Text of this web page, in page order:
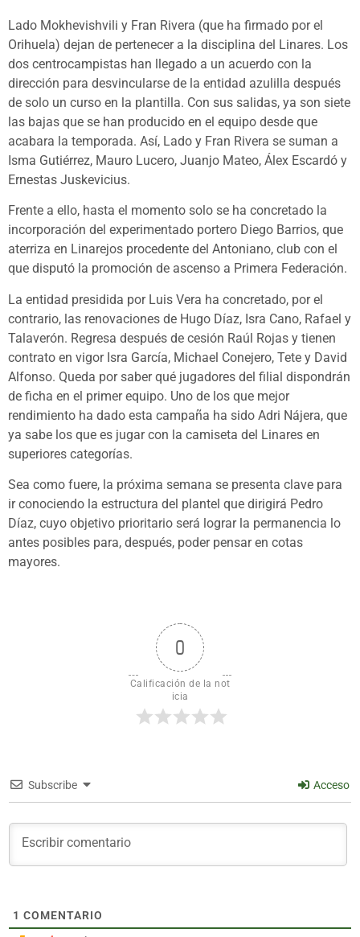
Lado Mokhevishvili y Fran Rivera (que ha firmado por el
Orihuela) dejan de pertenecer a la disciplina del Linares. Los
dos centrocampistas han llegado a un acuerdo con la
dirección para desvincularse de la entidad azulilla después
de solo un curso en la plantilla. Con sus salidas, ya son siete
las bajas que se han producido en el equipo desde que
acabara la temporada. Así, Lado y Fran Rivera se suman a
Isma Gutiérrez, Mauro Lucero, Juanjo Mateo, Álex Escardó y
Ernestas Juskevicius.
Frente a ello, hasta el momento solo se ha concretado la
incorporación del experimentado portero Diego Barrios, que
aterriza en Linarejos procedente del Antoniano, club con el
que disputó la promoción de ascenso a Primera Federación.
La entidad presidida por Luis Vera ha concretado, por el
contrario, las renovaciones de Hugo Díaz, Isra Cano, Rafael y
Talaverón. Regresa después de cesión Raúl Rojas y tienen
contrato en vigor Isra García, Michael Conejero, Tete y David
Alfonso. Queda por saber qué jugadores del filial dispondrán
de ficha en el primer equipo. Uno de los que mejor
rendimiento ha dado esta campaña ha sido Adri Nájera, que
ya sabe los que es jugar con la camiseta del Linares en
superiores categorías.
Sea como fuere, la próxima semana se presenta clave para
ir conociendo la estructura del plantel que dirigirá Pedro
Díaz, cuyo objetivo prioritario será lograr la permanencia lo
antes posibles para, después, poder pensar en cotas
mayores.
0
Calificación de la not
icia
Subscribe Acceso
1 COMENTARIO